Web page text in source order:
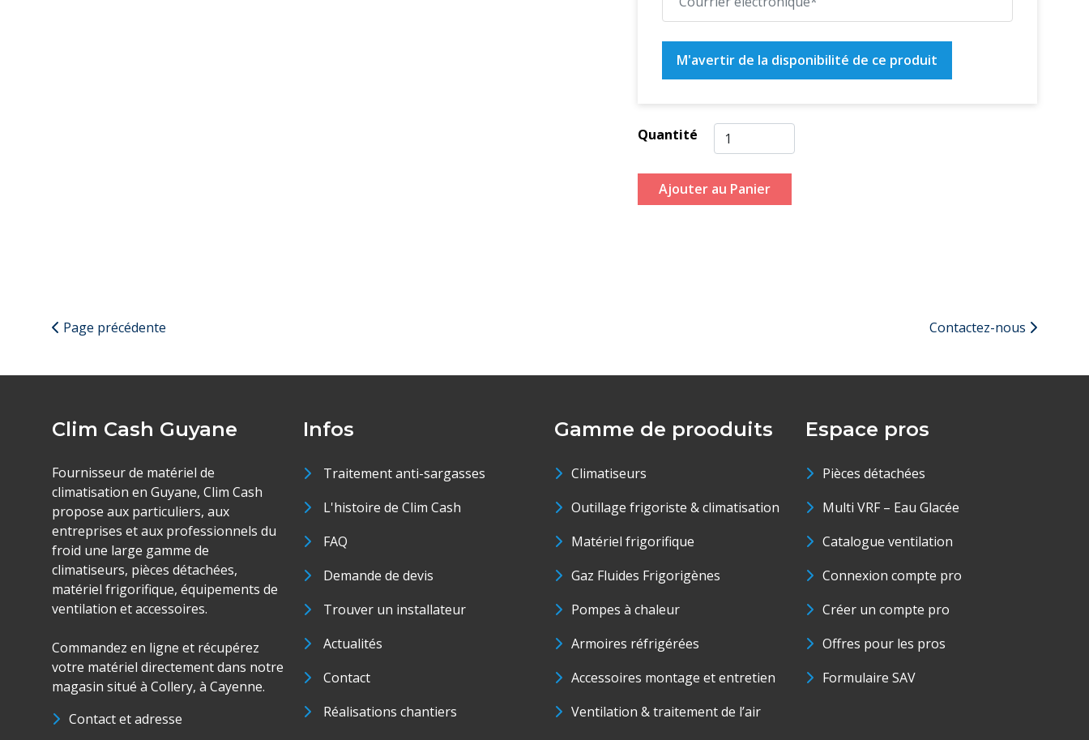
M'avertir de la disponibilité de ce produit
Quantité
Ajouter au Panier
Page précédente Contactez-nous
Clim Cash Guyane
Fournisseur de matériel de
climatisation en Guyane, Clim Cash
propose aux particuliers, aux
entreprises et aux professionnels du
froid une large gamme de
climatiseurs, pièces détachées,
matériel frigorifique, équipements de
ventilation et accessoires.
Commandez en ligne et récupérez
votre matériel directement dans notre
magasin situé à Collery, à Cayenne.
Contact et adresse
Infos
Traitement anti-sargasses
L'histoire de Clim Cash
FAQ
Demande de devis
Trouver un installateur
Actualités
Contact
Réalisations chantiers
Gamme de prooduits
Climatiseurs
Outillage frigoriste & climatisation
Matériel frigorifique
Gaz Fluides Frigorigènes
Pompes à chaleur
Armoires réfrigérées
Accessoires montage et entretien
Ventilation & traitement de l’air
Espace pros
Pièces détachées
Multi VRF – Eau Glacée
Catalogue ventilation
Connexion compte pro
Créer un compte pro
Offres pour les pros
Formulaire SAV